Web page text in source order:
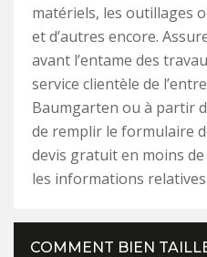
matériels, les outillages
et d’autres encore.
avant l’entame des
service clientèle de
Baumgarten ou à partir
de remplir le formulaire
devis gratuit en moins
les informations
COMMENT BIEN